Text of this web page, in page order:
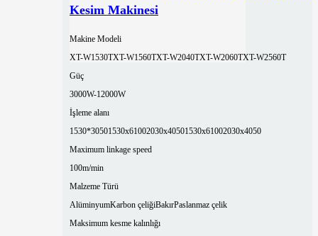
Kesim Makinesi
Makine Modeli
XT-W1530TXT-W1560TXT-W2040TXT-W2060TXT-W2560T
Güç
3000W-12000W
İşleme alanı
1530*30501530x61002030x40501530x61002030x4050
Maximum linkage speed
100m/min
Malzeme Türü
AlüminyumKarbon çeliğiBakırPaslanmaz çelik
Maksimum kesme kalınlığı